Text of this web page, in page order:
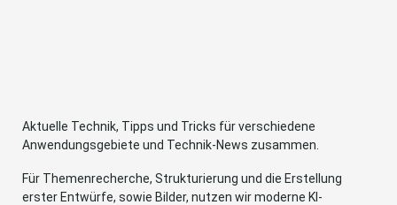
Aktuelle Technik, Tipps und Tricks für verschiedene
Anwendungsgebiete und Technik-News zusammen.
Für Themenrecherche, Strukturierung und die Erstellung
erster Entwürfe, sowie Bilder, nutzen wir moderne KI-